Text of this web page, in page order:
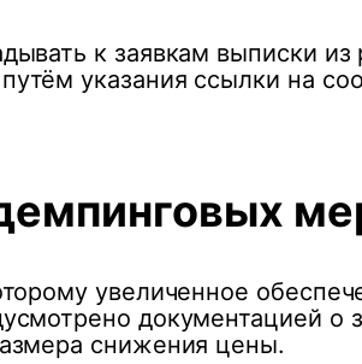
к заявкам выписки
указания ссылки на
увеличенное
документацией о
снижения цены.